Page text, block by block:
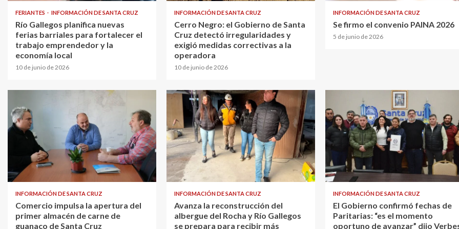
FERIANTES INFORMACIÓN DE SANTA CRUZ
Río Gallegos planifica nuevas
ferias barriales para fortalecer el
trabajo emprendedor y la
economía local
10 de junio de 2026
INFORMACIÓN DE SANTA CRUZ
Cerro Negro: el Gobierno de Santa
Cruz detectó irregularidades y
exigió medidas correctivas a la
operadora
10 de junio de 2026
INFORMACIÓN DE SANTA CRUZ
Se firmo el convenio PAINA 2026
5 de junio de 2026
INFORMACIÓN DE SANTA CRUZ
Comercio impulsa la apertura del
primer almacén de carne de
guanaco de Santa Cruz
INFORMACIÓN DE SANTA CRUZ
Avanza la reconstrucción del
albergue del Rocha y Río Gallegos
se prepara para recibir más
INFORMACIÓN DE SANTA CRUZ
El Gobierno confirmó fechas de
Paritarias: “es el momento
oportuno de avanzar” dijo